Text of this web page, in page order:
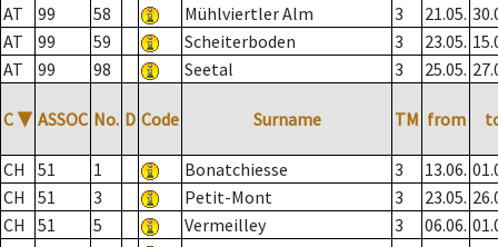
AT
99 58 Mühlviertler Alm 3 21.05.
AT
99 59 Scheiterboden 3 23.05.
AT
99 98 Seetal 3 25.05.
C ▼ ASSOC No. D Code Surname TM from
CH 51 1 Bonatchiesse 3 13.06.
CH
51 3 Petit-Mont 3 23.05.
CH
51 5 Vermeilley 3 06.06.